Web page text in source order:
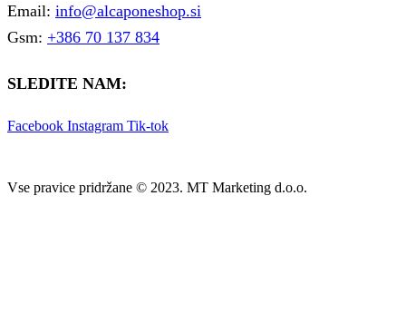
Email: info@alcaponeshop.si
Gsm: +386 70 137 834
SLEDITE NAM:
Facebook Instagram Tik-tok
Vse pravice pridržane © 2023. MT Marketing d.o.o.